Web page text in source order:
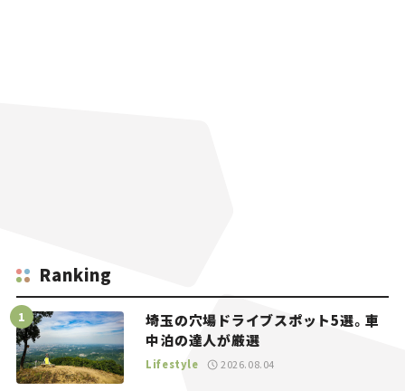
Ranking
埼玉の穴場ドライブスポット5選。車
中泊の達人が厳選
Lifestyle 2026.08.04